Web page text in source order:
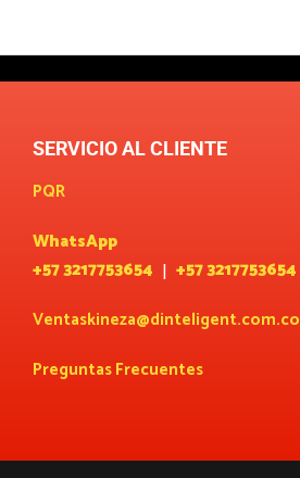
SERVICIO AL CLIENTE
PQR
WhatsApp
+57 3217753654
+57 3217753654
Ventaskineza@dinteligent.com.co
Preguntas Frecuentes